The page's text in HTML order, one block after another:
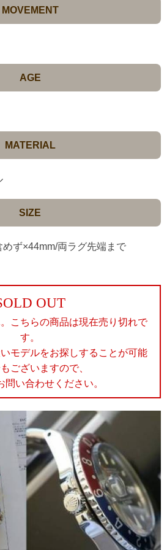
MOVEMENT
AGE
MATERIAL
SIZE
ず×44mm/両ラグ先端まで
OUT
こちらの商品は現在売り切れで
す。
モデルをお探しすることが可能
ございますので、
問い合わせください。